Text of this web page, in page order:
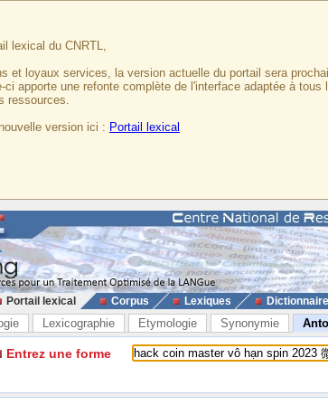
lexical du CNRTL,
et loyaux services, la version actuelle du portail sera
ci apporte une refonte complète de l'interface adaptée à
ressources.
version ici : Portail lexical
Portail lexical Corpus Lexiques
Lexicographie Etymologie Synonymie
Entrez une forme